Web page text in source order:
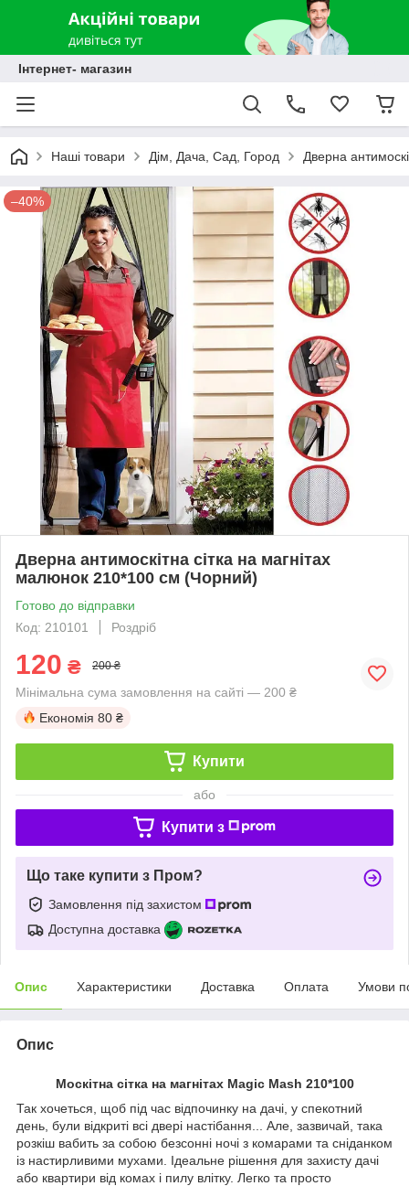
Інтернет- магазин
Наші товари Дім, Дача, Сад, Город Дверна
–40%
Дверна антимоскітна сітка на магнітах
малюнок 210*100 см (Чорний)
Готово до відправки
Код: 210101
Роздріб
120 ₴ 200 ₴
Мінімальна сума замовлення на сайті — 200 ₴
Економія 80 ₴
Купити
або
Купити з
Що таке купити з Пром?
Замовлення під захистом
Доступна доставка
Опис Характеристики Доставка Оплата Умови
Опис
Москітна сітка на магнітах Magic Mash 210*100
Так хочеться, щоб під час відпочинку на дачі, у спекотний
день, були відкриті всі двері настібання... Але, зазвичай, така
розкіш вабить за собою безсонні ночі з комарами та сніданком
із настирливими мухами. Ідеальне рішення для захисту дачі
або квартири від комах і пилу влітку. Легко та просто